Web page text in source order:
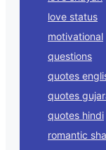
love status
motivational
questions
quotes
quotes
quotes hindi
romantic